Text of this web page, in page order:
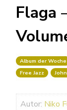
Flaga
Album der Woche
Free Jazz
Autor: Niko